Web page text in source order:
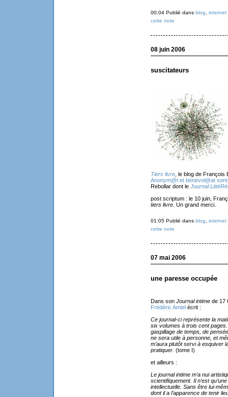
00:04 Publié dans blog internet
cette note
08 juin 2006
suscitateurs
Tiers livre, le blog de François
Anonym@t et bénévol@at
Rebollar dont le Journal
post scriptum : le 10 juin,
tiers livre. Un grand merci.
01:05 Publié dans blog, internet
cette note
07 mai 2006
une paresse occupée
Dans son Journal intimede 17
Frédéric Amiel écrit :
Ce journal-ci représente la
six volumes à trois cent
gaspillage de temps, de
ne sera utile à personne, et
m’aura plutôt servi à esquiver
pratiquer. (tome I)
et ailleurs :
Le journal intime m’a nui
scientifiquement. Il n’est
intellectuelle. Sans être lui-
dont il a l’apparence de tenir